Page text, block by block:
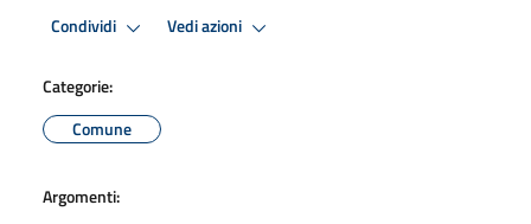
Condividi Vedi azioni
Categorie:
Comune
Argomenti: